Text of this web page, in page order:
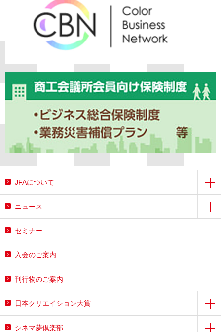
JFAについて
ニュース
セミナー
入会のご案内
刊行物のご案内
日本クリエイション大賞
シネマ夢倶楽部